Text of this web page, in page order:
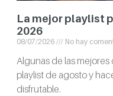
La mejor playlist
2026
08/07/2026 No hay
Algunas de las
playlist de agosto y
disfrutable.